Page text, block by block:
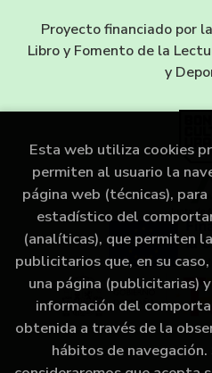
Proyecto financiado por
Libro y Fomento de la
y
Esta web utiliza cookies
permiten al usuario la
página web (técnicas),
estadístico del
(analíticas), que permiten
publicitarios que, en su
una página (publicitarias)
información del
obtenida a través de la
hábitos de